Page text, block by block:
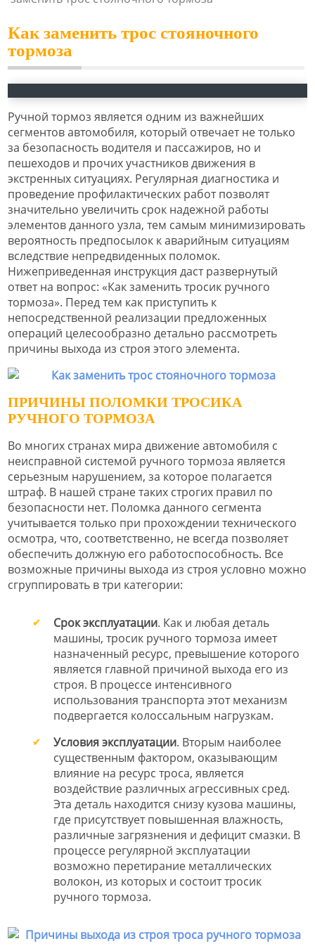
Как заменить трос стояночного
тормоза
Ручной тормоз является одним из важнейших
сегментов автомобиля, который отвечает не только
за безопасность водителя и пассажиров, но и
пешеходов и прочих участников движения в
экстренных ситуациях. Регулярная диагностика и
проведение профилактических работ позволят
значительно увеличить срок надежной работы
элементов данного узла, тем самым минимизировать
вероятность предпосылок к аварийным ситуациям
вследствие непредвиденных поломок.
Нижеприведенная инструкция даст развернутый
ответ на вопрос: «Как заменить тросик ручного
тормоза». Перед тем как приступить к
непосредственной реализации предложенных
операций целесообразно детально рассмотреть
причины выхода из строя этого элемента.
ПРИЧИНЫ ПОЛОМКИ ТРОСИКА
РУЧНОГО ТОРМОЗА
Во многих странах мира движение автомобиля с
неисправной системой ручного тормоза является
серьезным нарушением, за которое полагается
штраф. В нашей стране таких строгих правил по
безопасности нет. Поломка данного сегмента
учитывается только при прохождении технического
осмотра, что, соответственно, не всегда позволяет
обеспечить должную его работоспособность. Все
возможные причины выхода из строя условно можно
сгруппировать в три категории:
Срок эксплуатации. Как и любая деталь
машины, тросик ручного тормоза имеет
назначенный ресурс, превышение которого
является главной причиной выхода его из
строя. В процессе интенсивного
использования транспорта этот механизм
подвергается колоссальным нагрузкам.
Условия эксплуатации. Вторым наиболее
существенным фактором, оказывающим
влияние на ресурс троса, является
воздействие различных агрессивных сред.
Эта деталь находится снизу кузова машины,
где присутствует повышенная влажность,
различные загрязнения и дефицит смазки. В
процессе регулярной эксплуатации
возможно перетирание металлических
волокон, из которых и состоит тросик
ручного тормоза.